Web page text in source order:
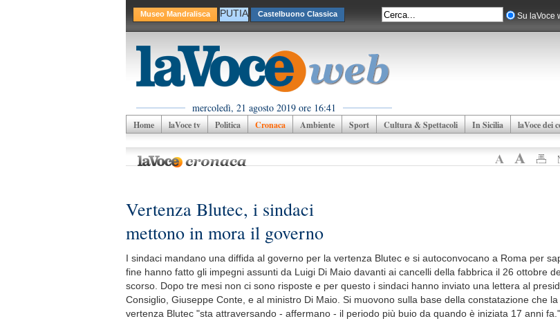
Museo Mandralisca PUTIA Castelbuono Classica Su laVoce
mercoledì, 21 agosto 2019 ore 16:41
Home laVoce tv Politica Cronaca Ambiente Sport Cultura & Spettacoli In Sicilia laVoce dei
Vertenza Blutec, i sindaci
mettono in mora il governo
I sindaci mandano una diffida al governo per la vertenza Blutec e si autoconvocano a Roma per
fine hanno fatto gli impegni assunti da Luigi Di Maio davanti ai cancelli della fabbrica il 26 ottobre
scorso. Dopo tre mesi non ci sono risposte e per questo i sindaci hanno inviato una lettera al
Consiglio, Giuseppe Conte, e al ministro Di Maio. Si muovono sulla base della constatazione che la
vertenza Blutec "sta attraversando - affermano - il periodo più buio da quando è iniziata 17 anni fa."